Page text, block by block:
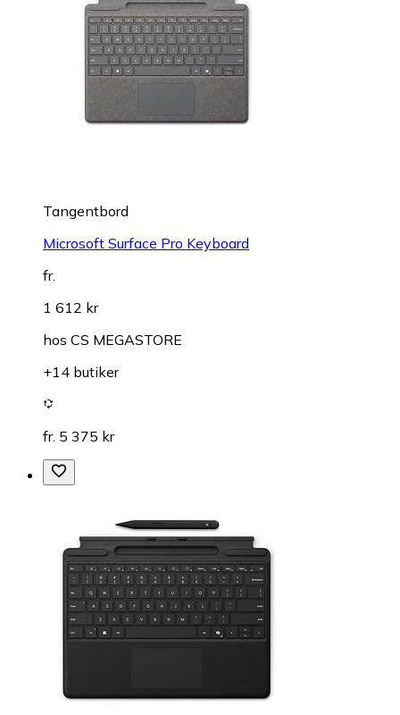
Tangentbord
Microsoft Surface Pro Keyboard
fr.
1 612 kr
hos CS MEGASTORE
+14 butiker
fr. 5 375 kr